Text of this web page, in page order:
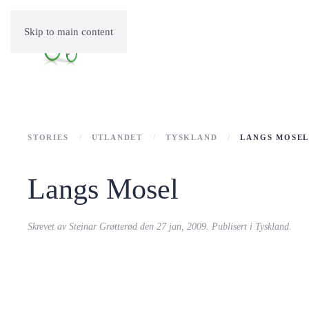
Skip to main content
STORIES UTLANDET TYSKLAND LANGS MOSEL
Langs Mosel
Skrevet av Steinar Grøtterød den 27 jan, 2009. Publisert i Tyskland.